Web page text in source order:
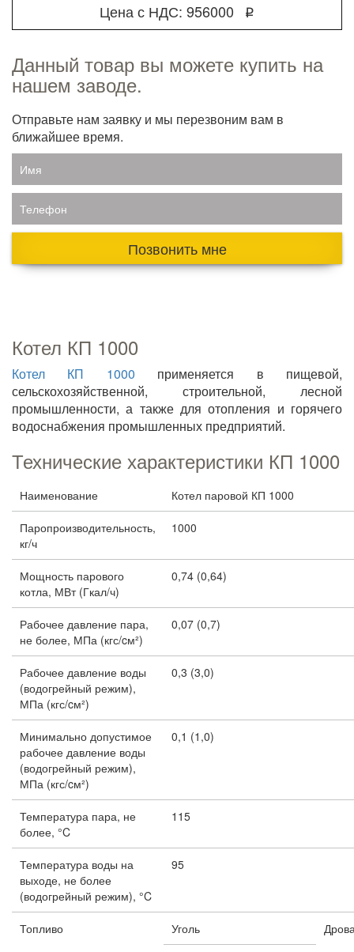
Цена с НДС: 956000 q
Данный товар вы можете купить на
нашем заводе.
Отправьте нам заявку и мы перезвоним вам в
ближайшее время.
Имя
Телефон
Позвонить мне
Котел КП 1000
Котел КП 1000 применяется в пищевой,
сельскохозяйственной, строительной, лесной
промышленности, а также для отопления и горячего
водоснабжения промышленных предприятий.
Технические характеристики КП 1000
Наименование Котел паровой КП 1000
Паропроизводительность,
кг/ч
1000
Мощность парового
котла, МВт (Гкал/ч)
0,74 (0,64)
Рабочее давление пара,
не более, МПа (кгс/cм²)
0,07 (0,7)
Рабочее давление воды
(водогрейный режим),
МПа (кгс/cм²)
0,3 (3,0)
Минимально допустимое
рабочее давление воды
(водогрейный режим),
МПа (кгс/cм²)
0,1 (1,0)
Температура пара, не
более, °C
115
Температура воды на
выходе, не более
(водогрейный режим), °C
95
Топливо Уголь